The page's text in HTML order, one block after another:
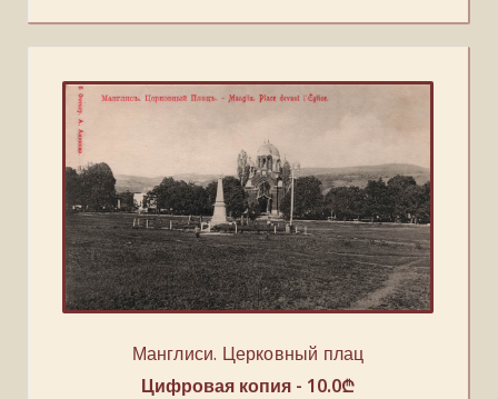
Манглиси. Церковный плац
Цифровая копия - 10.0₾